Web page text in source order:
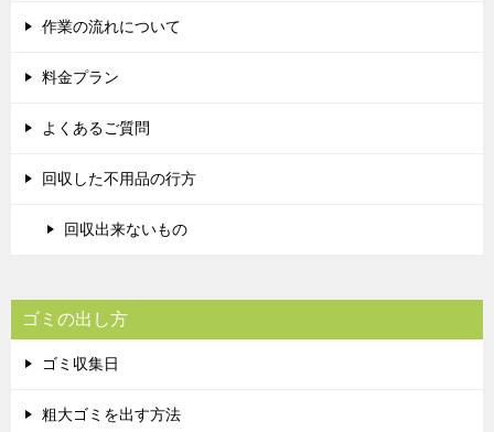
作業の流れについて
料金プラン
よくあるご質問
回収した不用品の行方
回収出来ないもの
ゴミの出し方
ゴミ収集日
粗大ゴミを出す方法